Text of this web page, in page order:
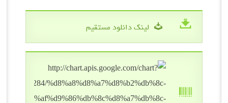
لینک دانلود مستقیم